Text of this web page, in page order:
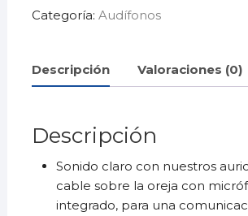
llamadas
Categoría: Audífonos
Descripción Valoraciones (0)
Descripción
Sonido claro con nuestros
cable sobre la oreja con
integrado, para una